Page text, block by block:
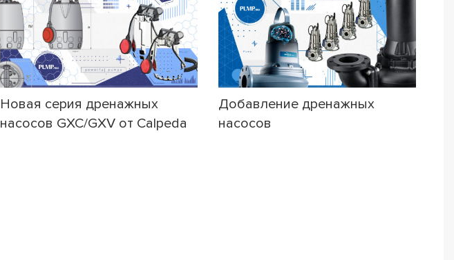
Новая серия дренажных
насосов GXC/GXV от Calpeda
Добавление дренажных
насосов